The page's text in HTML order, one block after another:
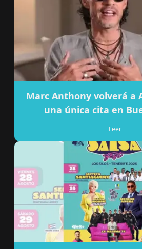
Marc Anthony volverá a
una única cita en
Leer